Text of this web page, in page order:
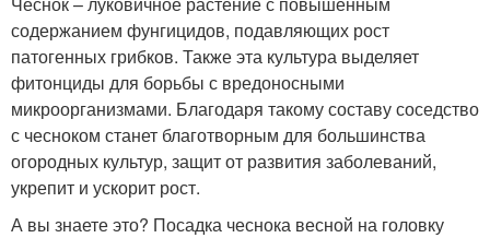
содержанием фунгицидов, подавляющих рост
патогенных грибков. Также эта культура выделяет
фитонциды для борьбы с вредоносными
микроорганизмами. Благодаря такому составу соседство
с чесноком станет благотворным для большинства
огородных культур, защит от развития заболеваний,
укрепит и ускорит рост.
А вы знаете это? Посадка чеснока весной на головку